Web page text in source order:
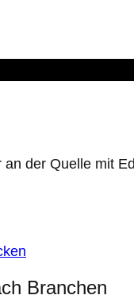
der Quelle mit
Branchen